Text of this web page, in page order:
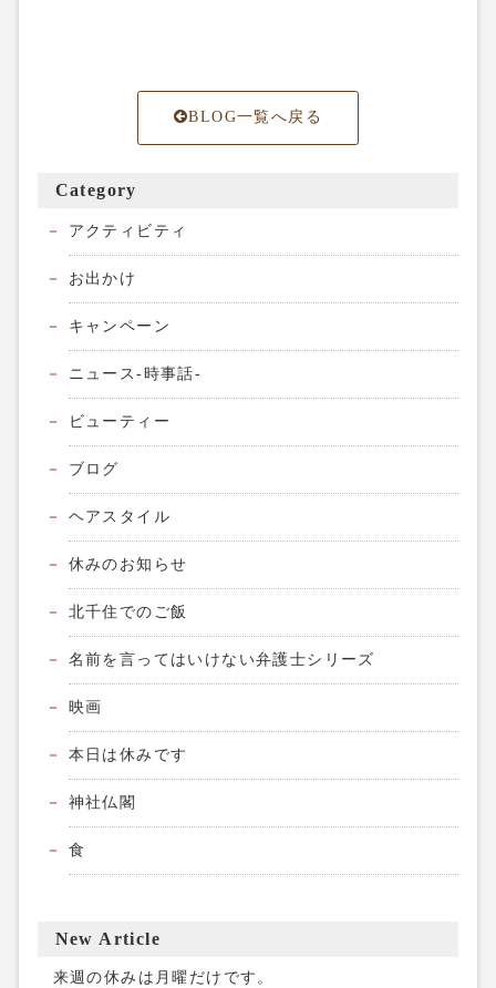
BLOG一覧へ戻る
Category
アクティビティ
お出かけ
キャンペーン
ニュース-時事話-
ビューティー
ブログ
ヘアスタイル
休みのお知らせ
北千住でのご飯
名前を言ってはいけない弁護士シリーズ
映画
本日は休みです
神社仏閣
食
New Article
来週の休みは月曜だけです。